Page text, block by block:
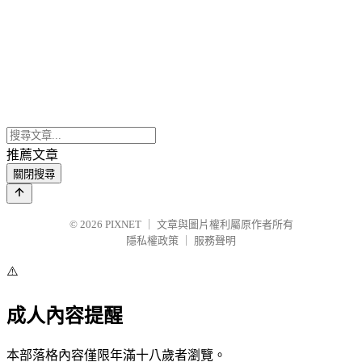
推薦文章
關閉搜尋
© 2026 PIXNET
文章與圖片權利屬原作者所有
隱私權政策
服務聲明
⚠️
成人內容提醒
本部落格內容僅限年滿十八歲者瀏覽。